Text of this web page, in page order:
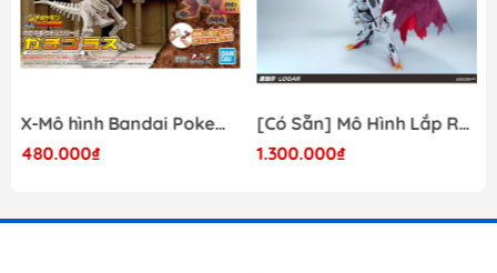
THƯƠNG HIỆU : BANDAI – NHẬT BẢN
Hãng sản xuất : Bandai (Nhật Bản)
PHIÊN BẢN : RG Real Grade
PHÂN LOẠI SP : LẮP RÁPX-Mô hình Bandai Pokemon PLAMO COLLECTION Fossil Pokemon Series Tyrantrum
480.000₫
[Có Sẵn] Mô Hình Lắp Ráp 1/60 Barbatos Logar Wolf Remains Meavy Industries
1.300.000₫